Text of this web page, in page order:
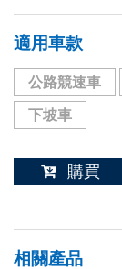
適用車款
公路競速車
下坡車
購買
相關產品